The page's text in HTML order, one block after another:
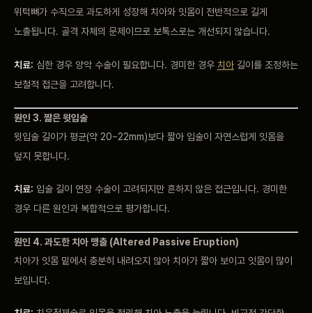
위턱뼈가 수직으로 과도하게 성장해 치아와 잇몸이 전반적으로 길게
노출됩니다. 골격 자체의 문제이므로 보톡스로는 개선되지 않습니다.
치료: 심한 경우 양악 수술이 필요합니다. 경미한 경우 치아 길이를 조정하는
보철적 접근을 고려합니다.
원인 3. 짧은 윗입술
윗입술 길이가 평균(약 20~22mm)보다 짧아 입술이 자연스럽게 잇몸을
덮지 못합니다.
치료: 입술 길이 연장 수술이 고려되지만 흔하지 않은 접근입니다. 경미한
경우 다른 원인과 복합적으로 평가합니다.
원인 4. 과도한 치아 맹출 (Altered Passive Eruption)
치아가 잇몸 밑에서 충분히 내려오지 않아 치아가 짧아 보이고 잇몸이 많이
보입니다.